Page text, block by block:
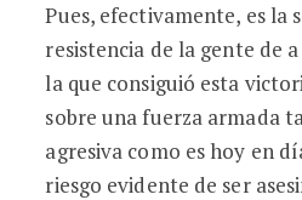
Pues, efectivamente, es la
resistencia de la gente de
la que consiguió esta
sobre una fuerza armada
agresiva como es hoy en
riesgo evidente de ser